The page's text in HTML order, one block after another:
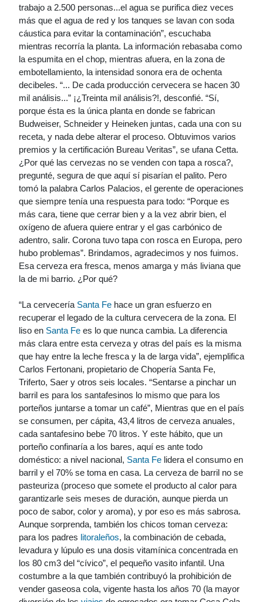
trabajo a 2.500 personas...el agua se purifica diez veces
más que el agua de red y los tanques se lavan con soda
cáustica para evitar la contaminación”, escuchaba
mientras recorría la planta. La información rebasaba como
la espumita en el chop, mientras afuera, en la zona de
embotellamiento, la intensidad sonora era de ochenta
decibeles. “... De cada producción cervecera se hacen 30
mil análisis...” ¡¿Treinta mil análisis?!, desconfié. “Sí,
porque ésta es la única planta en donde se fabrican
Budweiser, Schneider y Heineken juntas, cada una con su
receta, y nada debe alterar el proceso. Obtuvimos varios
premios y la certificación Bureau Veritas”, se ufana Cetta.
¿Por qué las cervezas no se venden con tapa a rosca?,
pregunté, segura de que aquí sí pisarían el palito. Pero
tomó la palabra Carlos Palacios, el gerente de operaciones
que siempre tenía una respuesta para todo: “Porque es
más cara, tiene que cerrar bien y a la vez abrir bien, el
oxígeno de afuera quiere entrar y el gas carbónico de
adentro, salir. Corona tuvo tapa con rosca en Europa, pero
hubo problemas”. Brindamos, agradecimos y nos fuimos.
Esa cerveza era fresca, menos amarga y más liviana que
la de mi barrio. ¿Por qué?
“La cervecería Santa Fe hace un gran esfuerzo en
recuperar el legado de la cultura cervecera de la zona. El
liso en Santa Fe es lo que nunca cambia. La diferencia
más clara entre esta cerveza y otras del país es la misma
que hay entre la leche fresca y la de larga vida”, ejemplifica
Carlos Fertonani, propietario de Chopería Santa Fe,
Triferto, Saer y otros seis locales. “Sentarse a pinchar un
barril es para los santafesinos lo mismo que para los
porteños juntarse a tomar un café”, Mientras que en el país
se consumen, per cápita, 43,4 litros de cerveza anuales,
cada santafesino bebe 70 litros. Y este hábito, que un
porteño confinaría a los bares, aquí es ante todo
doméstico: a nivel nacional, Santa Fe lidera el consumo en
barril y el 70% se toma en casa. La cerveza de barril no se
pasteuriza (proceso que somete el producto al calor para
garantizarle seis meses de duración, aunque pierda un
poco de sabor, color y aroma), y por eso es más sabrosa.
Aunque sorprenda, también los chicos toman cerveza:
para los padres litoraleños, la combinación de cebada,
levadura y lúpulo es una dosis vitamínica concentrada en
los 80 cm3 del “cívico”, el pequeño vasito infantil. Una
costumbre a la que también contribuyó la prohibición de
vender gaseosa cola, vigente hasta los años 70 (la mayor